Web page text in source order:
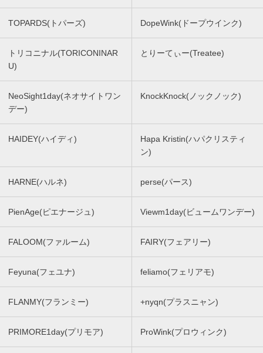
TOPARDS(トパーズ) DopeWink(ドープウインク)
トリコニナル(TORICONINAR
U)
とりーてぃー(Treatee)
NeoSight1day(ネオサイトワン
デー)
KnockKnock(ノックノック)
HAIDEY(ハイディ)
Hapa Kristin(ハパクリスティ
ン)
HARNE(ハルネ) perse(パース)
PienAge(ピエナージュ) Viewm1day(ビュームワンデー)
FALOOM(ファルーム) FAIRY(フェアリー)
Feyuna(フェユナ) feliamo(フェリアモ)
FLANMY(フランミー) +nyqn(プラスニャン)
PRIMORE1day(プリモア) ProWink(プロウィンク)